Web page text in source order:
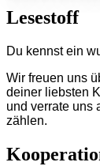
Lesestoff
Du kennst ein
Wir freuen uns
deiner liebsten
und verrate uns
zählen.